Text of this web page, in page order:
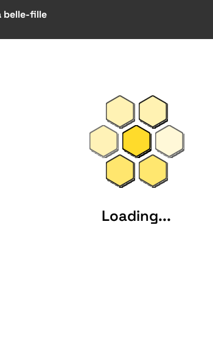
belle-fille
Loading...